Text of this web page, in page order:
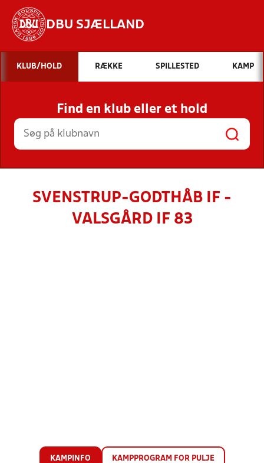
DBU SJÆLLAND
Hvad vil du søge efter?
INDHOLD OG NYHEDER
STILLINGER, RESULTATER, KLUBBER OG
HOLD
KLUB/HOLD RÆKKE SPILLESTED KAMP
Find en klub eller et hold
SVENSTRUP-GODTHÅB IF -
VALSGÅRD IF 83
KAMPINFO KAMPPROGRAM FOR PULJE